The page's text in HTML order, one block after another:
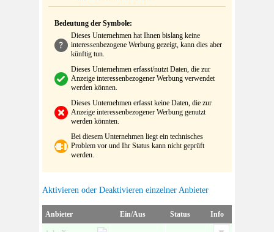
Bedeutung der Symbole:
Dieses Unternehmen hat Ihnen bislang keine
interessenbezogene Werbung gezeigt, kann dies aber
künftig tun.
Dieses Unternehmen erfasst/nutzt Daten, die zur
Anzeige interessenbezogener Werbung verwendet
werden können.
Dieses Unternehmen erfasst keine Daten, die zur
Anzeige interessenbezogener Werbung genutzt
werden könnten.
Bei diesem Unternehmen liegt ein technisches
Problem vor und Ihr Status kann nicht geprüft
werden.